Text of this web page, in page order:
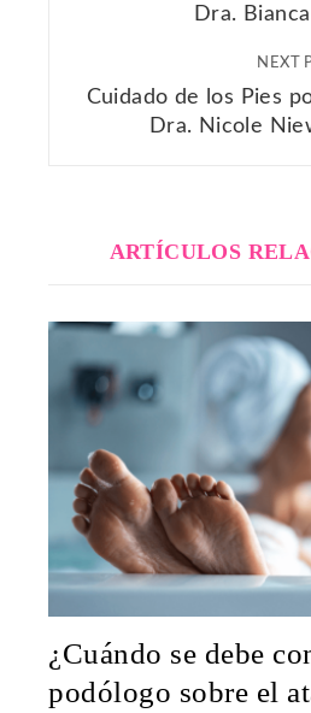
Dra.
NEXT
Cuidado de los Pies
Dra. Nicole
ARTÍCULOS
¿Cuándo se debe
podólogo sobre el